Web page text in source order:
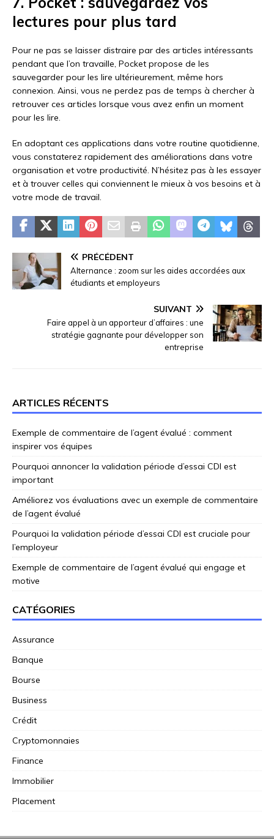
lectures pour plus tard
Pour ne pas se laisser distraire par des articles intéressants
pendant que l’on travaille, Pocket propose de les
sauvegarder pour les lire ultérieurement, même hors
connexion. Ainsi, vous ne perdez pas de temps à chercher à
retrouver ces articles lorsque vous avez enfin un moment
pour les lire.
En adoptant ces applications dans votre routine quotidienne,
vous constaterez rapidement des améliorations dans votre
organisation et votre productivité. N’hésitez pas à les essayer
et à trouver celles qui conviennent le mieux à vos besoins et à
votre mode de travail.
PRÉCÉDENT
Alternance : zoom sur les aides accordées aux
étudiants et employeurs
SUIVANT
Faire appel à un apporteur d’affaires : une
stratégie gagnante pour développer son
entreprise
ARTICLES RÉCENTS
Exemple de commentaire de l’agent évalué : comment
inspirer vos équipes
Pourquoi annoncer la validation période d’essai CDI est
important
Améliorez vos évaluations avec un exemple de commentaire
de l’agent évalué
Pourquoi la validation période d’essai CDI est cruciale pour
l’employeur
Exemple de commentaire de l’agent évalué qui engage et
motive
CATÉGORIES
Assurance
Banque
Bourse
Business
Crédit
Cryptomonnaies
Finance
Immobilier
Placement